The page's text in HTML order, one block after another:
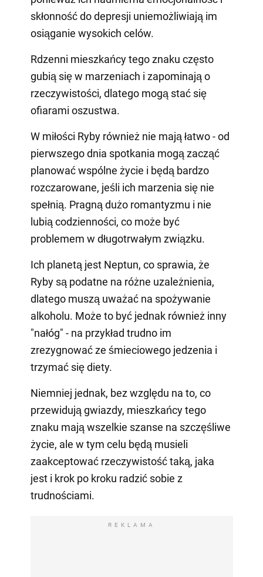
skłonność do depresji uniemożliwiają im
osiąganie wysokich celów.
Rdzenni mieszkańcy tego znaku często
gubią się w marzeniach i zapominają o
rzeczywistości, dlatego mogą stać się
ofiarami oszustwa.
W miłości Ryby również nie mają łatwo - od
pierwszego dnia spotkania mogą zacząć
planować wspólne życie i będą bardzo
rozczarowane, jeśli ich marzenia się nie
spełnią. Pragną dużo romantyzmu i nie
lubią codzienności, co może być
problemem w długotrwałym związku.
Ich planetą jest Neptun, co sprawia, że
Ryby są podatne na różne uzależnienia,
dlatego muszą uważać na spożywanie
alkoholu. Może to być jednak również inny
"nałóg" - na przykład trudno im
zrezygnować ze śmieciowego jedzenia i
trzymać się diety.
Niemniej jednak, bez względu na to, co
przewidują gwiazdy, mieszkańcy tego
znaku mają wszelkie szanse na szczęśliwe
życie, ale w tym celu będą musieli
zaakceptować rzeczywistość taką, jaka
jest i krok po kroku radzić sobie z
trudnościami.
REKLAMA